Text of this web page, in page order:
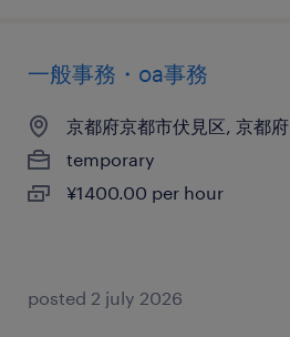
一般事務・oa事務
京都府京都市伏見区, 京都府
temporary
¥1400.00 per hour
posted 2 july 2026